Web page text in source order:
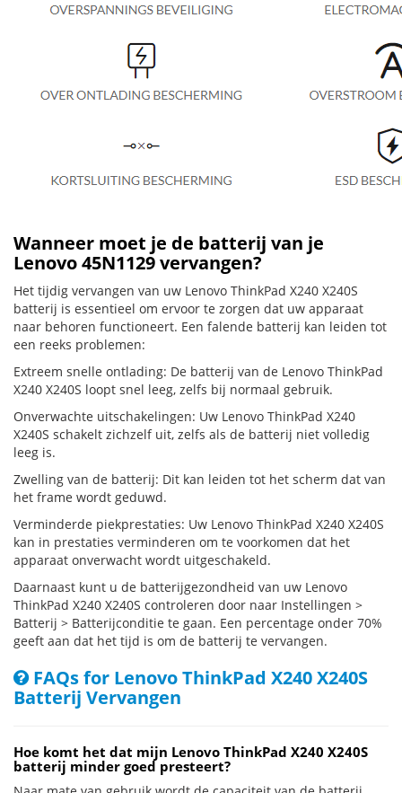
Wanneer moet je de batterij van je
Lenovo 45N1129 vervangen?
Het tijdig vervangen van uw Lenovo ThinkPad X240 X240S
batterij is essentieel om ervoor te zorgen dat uw apparaat
naar behoren functioneert. Een falende batterij kan leiden tot
een reeks problemen:
Extreem snelle ontlading: De batterij van de Lenovo ThinkPad
X240 X240S loopt snel leeg, zelfs bij normaal gebruik.
Onverwachte uitschakelingen: Uw Lenovo ThinkPad X240
X240S schakelt zichzelf uit, zelfs als de batterij niet volledig
leeg is.
Zwelling van de batterij: Dit kan leiden tot het scherm dat van
het frame wordt geduwd.
Verminderde piekprestaties: Uw Lenovo ThinkPad X240 X240S
kan in prestaties verminderen om te voorkomen dat het
apparaat onverwacht wordt uitgeschakeld.
Daarnaast kunt u de batterijgezondheid van uw Lenovo
ThinkPad X240 X240S controleren door naar Instellingen >
Batterij > Batterijconditie te gaan. Een percentage onder 70%
geeft aan dat het tijd is om de batterij te vervangen.
FAQs for Lenovo ThinkPad X240 X240S
Batterij Vervangen
Hoe komt het dat mijn Lenovo ThinkPad X240 X240S
batterij minder goed presteert?